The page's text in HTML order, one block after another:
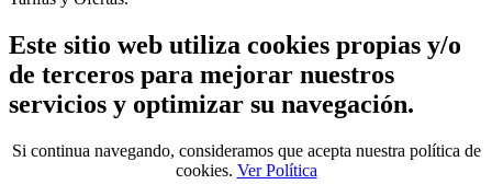
Este sitio web utiliza cookies propias y/o
de terceros para mejorar nuestros
servicios y optimizar su navegación.
Si continua navegando, consideramos que acepta nuestra política de
cookies. Ver Política